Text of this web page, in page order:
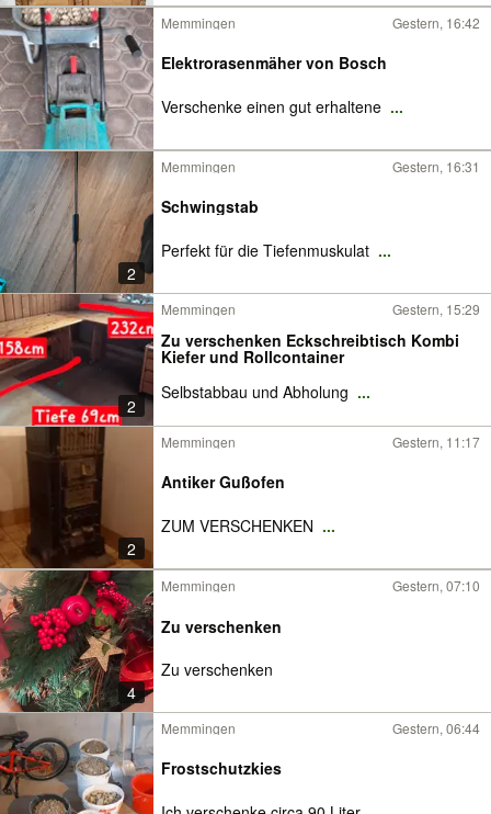
Memmingen Gestern, 16:42
Elektrorasenmäher von Bosch
Verschenke einen gut erhaltene ...
2
Memmingen Gestern, 16:31
Schwingstab
Perfekt für die Tiefenmuskulat ...
2
Memmingen Gestern, 15:29
Zu verschenken Eckschreibtisch Kombi
Kiefer und Rollcontainer
Selbstabbau und Abholung ...
2
Memmingen Gestern, 11:17
Antiker Gußofen
ZUM VERSCHENKEN ...
4
Memmingen Gestern, 07:10
Zu verschenken
Zu verschenken
Memmingen Gestern, 06:44
Frostschutzkies